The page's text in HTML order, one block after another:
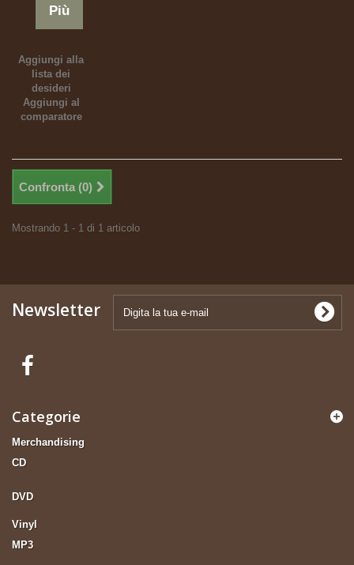
Più
Aggiungi alla
lista dei
desideri
Aggiungi al
comparatore
Confronta (0)
Mostrando 1 - 1 di 1 articolo
Newsletter
Categorie
Merchandising
CD
DVD
Vinyl
MP3